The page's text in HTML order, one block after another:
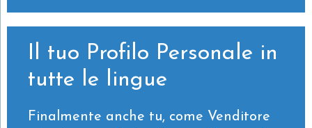
Il tuo Profilo Personale in
tutte le lingue
Finalmente anche tu, come Venditore